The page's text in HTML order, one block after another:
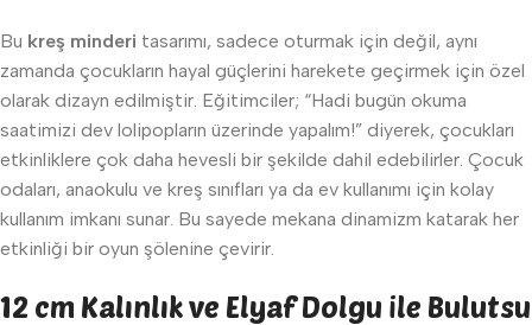
Bu kreş minderi tasarımı, sadece oturmak için değil, aynı
zamanda çocukların hayal güçlerini harekete geçirmek için özel
olarak dizayn edilmiştir. Eğitimciler; “Hadi bugün okuma
saatimizi dev lolipopların üzerinde yapalım!” diyerek, çocukları
etkinliklere çok daha hevesli bir şekilde dahil edebilirler. Çocuk
odaları, anaokulu ve kreş sınıfları ya da ev kullanımı için kolay
kullanım imkanı sunar. Bu sayede mekana dinamizm katarak her
etkinliği bir oyun şölenine çevirir.
12 cm Kalınlık ve Elyaf Dolgu ile Bulutsu